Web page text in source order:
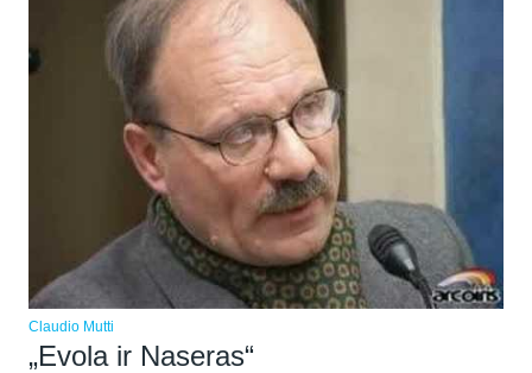
Claudio Mutti
„Evola ir Naseras“